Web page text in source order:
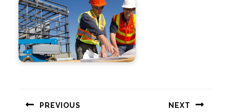
PREVIOUS NEXT